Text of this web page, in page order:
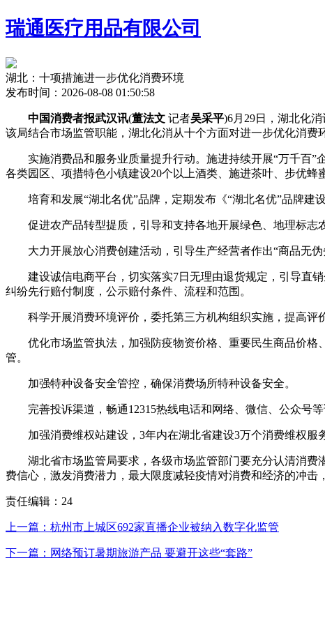
瑞通医疗用品有限公司
湖北：十项措施进一步优化消费环境
发布时间：2026-08-08 01:50:58
中国消费者报武汉讯(董法文 记者吴采平)6月29日，湖北化
该局结合市场监管职能，湖北化消从十个方面对进一步优化消费
实施消费品和服务业质量提升行动。施进持续开展“万千百”
各类园区、项措特色小镇建设20个以上酒类、施进茶叶、步优蜂
培育和发展“湖北名优”品牌，定期发布《“湖北名优”品牌建设
促进农产品转型提质，引导和支持各地开展绿色、地理标志
大力开展放心消费创建活动，引导生产经营者作出“商品无伪
建设诚信电商平台，切实落实7日无理由退货规定，引导直销
纠纷先行赔付制度，公示赔付条件、流程和范围。
科学开展消费环境评价，委托第三方机构组织实施，提高评价
优化市场监管执法，加强防疫物资价格、重要民生商品价格
管。
加强特种设备安全管控，确保消费场所特种设备安全。
完善投诉渠道，畅通12315热线电话和网络、微信、公众号等
加强消费维权站建设，3年内在湖北省建设3万个消费维权服
湖北省市场监管局要求，各级市场监管部门要充分认清消费
费信心，激发消费潜力，最大限度减轻疫情对消费和经济的冲击
责任编辑：24
上一篇：杭州市上城区692家直播企业被纳入数字化监管
下一篇：网络预订暑期旅游产品 要避开这些“套路”